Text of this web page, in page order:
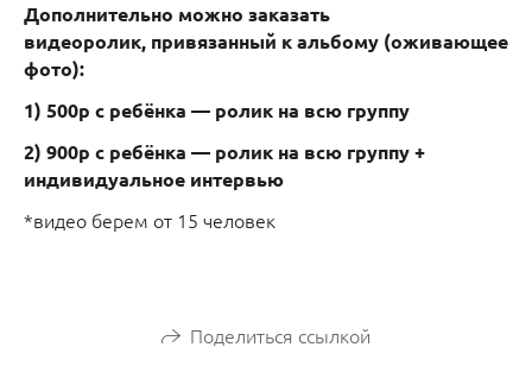
Дополнительно можно заказать
видеоролик, привязанный к альбому (оживающее
фото):
1) 500р с ребёнка — ролик на всю группу
2) 900р с ребёнка — ролик на всю группу+
индивидуальное интервью
*видео берем от 15 человек
Поделиться ссылкой